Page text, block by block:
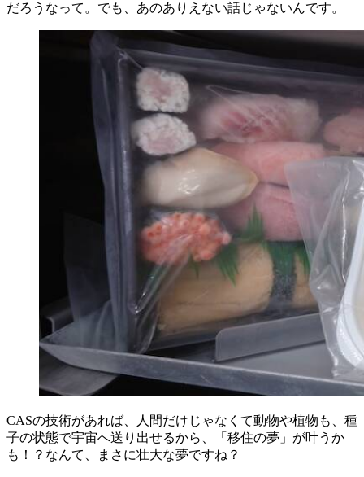
だろうなって。でも、あのありえない話じゃないんです。
CASの技術があれば、人間だけじゃなくて動物や植物も、種
子の状態で宇宙へ送り出せるから、「移住の夢」が叶うか
も！？なんて、まさに壮大な夢ですね？